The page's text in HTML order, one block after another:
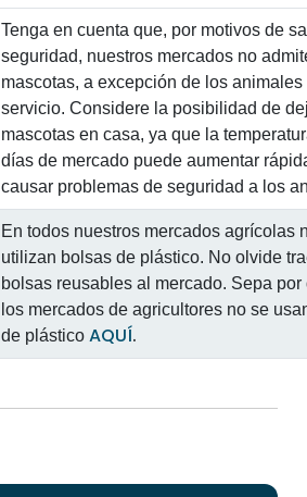
Tenga en cuenta que, por motivos de
seguridad, nuestros mercados no
mascotas, a excepción de los animales
servicio. Considere la posibilidad de
mascotas en casa, ya que la
días de mercado puede aumentar
causar problemas de seguridad a los
En todos nuestros mercados agrícolas
utilizan bolsas de plástico. No olvide
bolsas reusables al mercado. Sepa por
los mercados de agricultores no se
de plástico AQUÍ.